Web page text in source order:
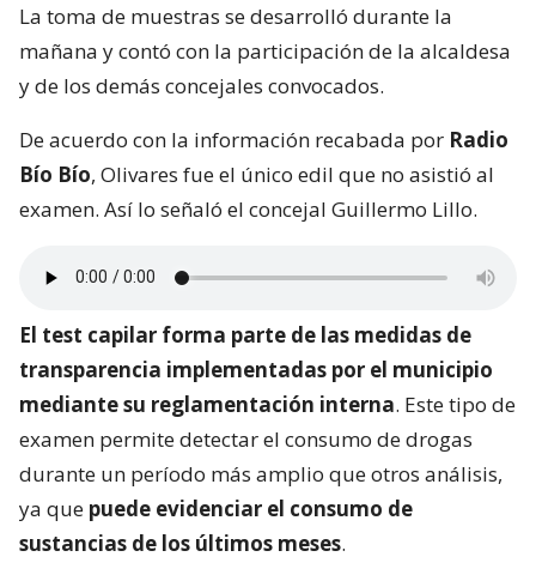
La toma de muestras se desarrolló durante la
mañana y contó con la participación de la alcaldesa
y de los demás concejales convocados.
De acuerdo con la información recabada por Radio
Bío Bío, Olivares fue el único edil que no asistió al
examen. Así lo señaló el concejal Guillermo Lillo.
El test capilar forma parte de las medidas de
transparencia implementadas por el municipio
mediante su reglamentación interna. Este tipo de
examen permite detectar el consumo de drogas
durante un período más amplio que otros análisis,
ya que puede evidenciar el consumo de
sustancias de los últimos meses.